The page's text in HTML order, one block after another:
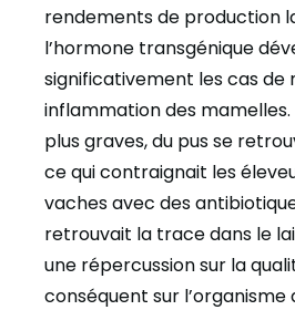
rendements de production
l’hormone transgénique
significativement les cas de
inflammation des mamelles.
plus graves, du pus se
ce qui contraignait les
vaches avec des
retrouvait la trace dans le
une répercussion sur la
conséquent sur l’organisme